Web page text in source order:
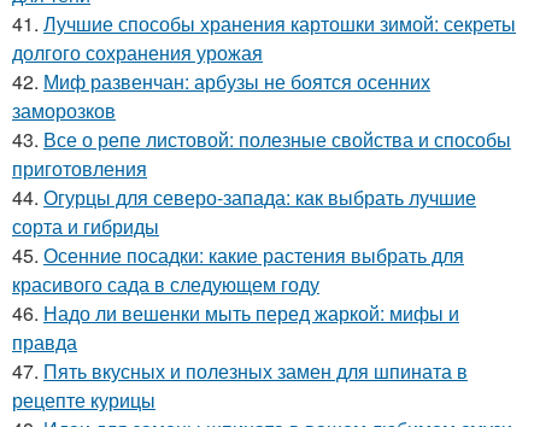
41. Лучшие способы хранения картошки зимой: секреты
долгого сохранения урожая
42. Миф развенчан: арбузы не боятся осенних
заморозков
43. Все о репе листовой: полезные свойства и способы
приготовления
44. Огурцы для северо-запада: как выбрать лучшие
сорта и гибриды
45. Осенние посадки: какие растения выбрать для
красивого сада в следующем году
46. Надо ли вешенки мыть перед жаркой: мифы и
правда
47. Пять вкусных и полезных замен для шпината в
рецепте курицы